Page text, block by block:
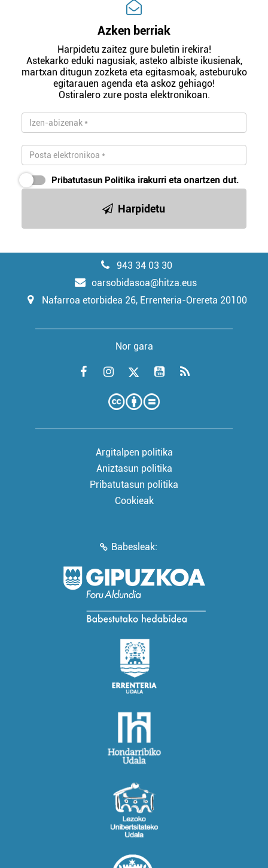
Azken berriak
Harpidetu zaitez gure buletin irekira!
Astekarko eduki nagusiak, asteko albiste ikusienak,
martxan ditugun zozketa eta egitasmoak, asteburuko
egitarauen agenda eta askoz gehiago!
Ostiralero zure posta elektronikoan.
Pribatutasun Politika irakurri eta onartzen dut.
Harpidetu
943 34 03 30
oarsobidasoa@hitza.eus
Nafarroa etorbidea 26, Errenteria-Orereta 20100
Nor gara
Argitalpen politika
Aniztasun politika
Pribatutasun politika
Cookieak
Babesleak: